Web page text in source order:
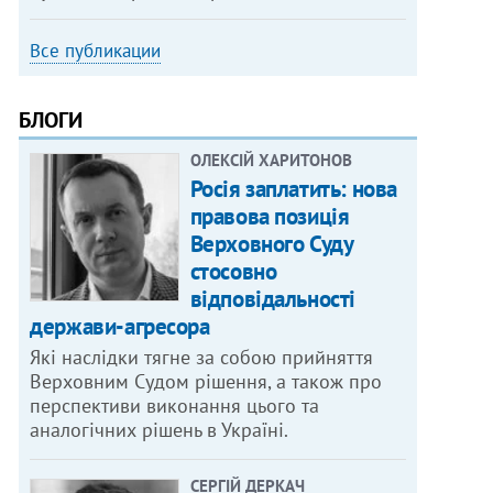
Все публикации
БЛОГИ
ОЛЕКСІЙ ХАРИТОНОВ
Росія заплатить: нова
правова позиція
Верховного Суду
стосовно
відповідальності
держави-агресора
Які наслідки тягне за собою прийняття
Верховним Судом рішення, а також про
перспективи виконання цього та
аналогічних рішень в Україні.
СЕРГІЙ ДЕРКАЧ